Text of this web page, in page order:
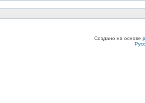
Создано на основе